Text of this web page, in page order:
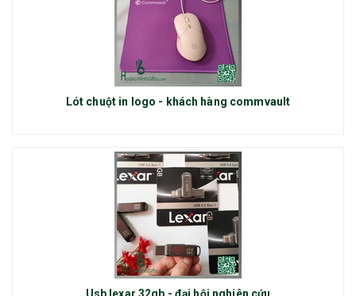
Lót chuột in logo - khách hàng commvault